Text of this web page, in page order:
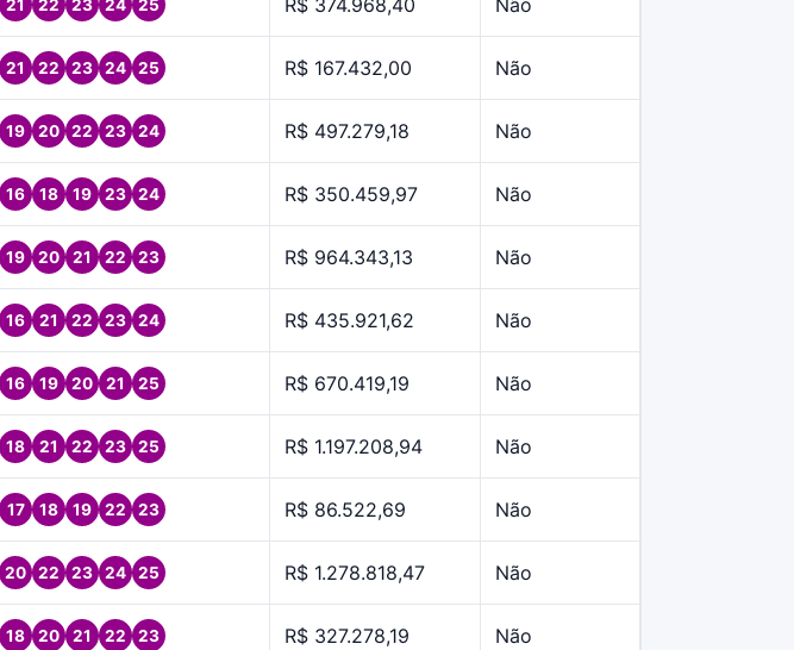
21 22 23 24 25 R$ 374.968,40 Não
21 22 23 24 25 R$ 167.432,00 Não
19 20 22 23 24 R$ 497.279,18 Não
16 18 19 23 24 R$ 350.459,97 Não
19 20 21 22 23 R$ 964.343,13 Não
16 21 22 23 24 R$ 435.921,62 Não
16 19 20 21 25 R$ 670.419,19 Não
18 21 22 23 25 R$ 1.197.208,94 Não
17 18 19 22 23 R$ 86.522,69 Não
20 22 23 24 25 R$ 1.278.818,47 Não
18 20 21 22 23 R$ 327.278,19 Não